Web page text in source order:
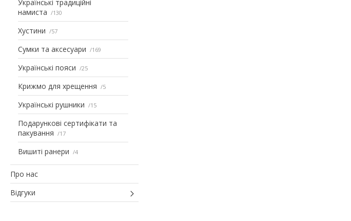
Українські традиційні
намиста
130
Хустини 57
Сумки та аксесуари 169
Українські пояси 25
Крижмо для хрещення 5
Українські рушники 15
Подарункові сертифікати та
пакування
17
Вишиті ранери 4
Про нас
Відгуки